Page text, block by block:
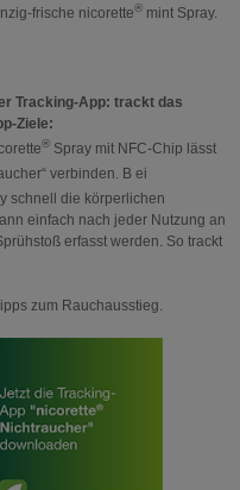
frische nicorette®mint Spray.
Tracking-App: trackt das
Ziele:
®Spray mit NFC-Chip lässt
verbinden. B ei
schnell die körperlichen
einfach nach jeder Nutzung an
erfasst werden. So trackt
zum Rauchausstieg.